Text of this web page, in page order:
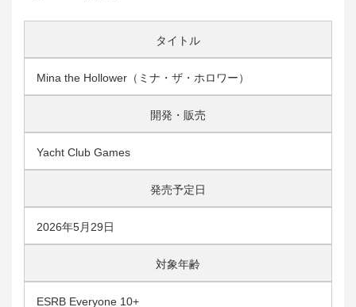
タイトル
Mina the Hollower（ミナ・ザ・ホロワー）
開発・販売
Yacht Club Games
発売予定日
2026年5月29日
対象年齢
ESRB Everyone 10+